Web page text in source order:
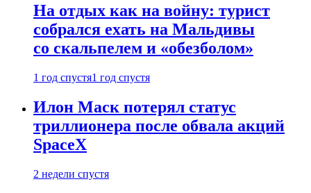
На отдых как на войну: турист
собрался ехать на Мальдивы
со скальпелем и «обезболом»
1 год спустя1 год спустя
Илон Маск потерял статус
триллионера после обвала акций
SpaceX
2 недели спустя